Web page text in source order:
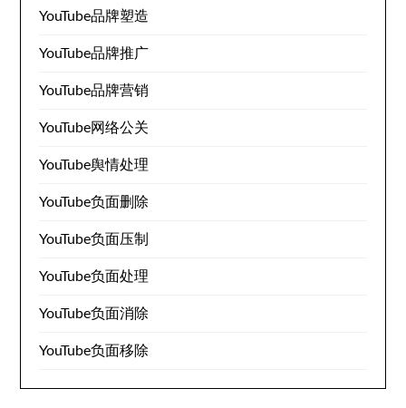
YouTube品牌塑造
YouTube品牌推广
YouTube品牌营销
YouTube网络公关
YouTube舆情处理
YouTube负面删除
YouTube负面压制
YouTube负面处理
YouTube负面消除
YouTube负面移除